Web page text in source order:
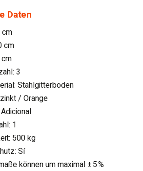
Daten
cm
cm
3
Stahlgitterboden
/ Orange
1
500 kg
Sí
können um maximal ± 5 %